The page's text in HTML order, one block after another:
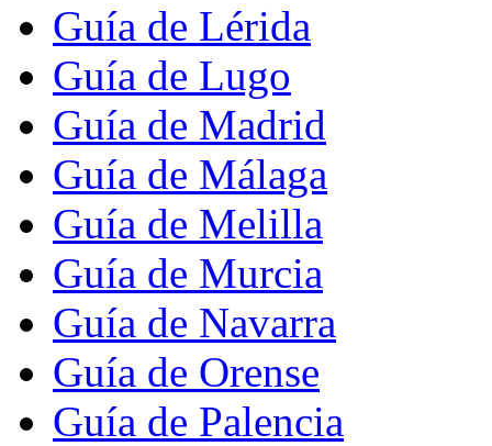
Guía de Lérida
Guía de Lugo
Guía de Madrid
Guía de Málaga
Guía de Melilla
Guía de Murcia
Guía de Navarra
Guía de Orense
Guía de Palencia